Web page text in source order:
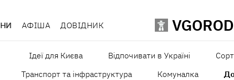
АФІША ДОВІДНИК
Ідеї для Києва Відпочивати в Україні
Транспорт та інфраструктура
Комуналка